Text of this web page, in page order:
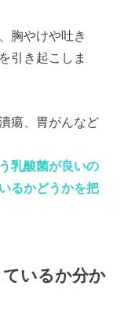
胸やけや吐き
引き起こしま
瘍、胃がんなど
乳酸菌が良いの
るかどうかを把
いるか分か